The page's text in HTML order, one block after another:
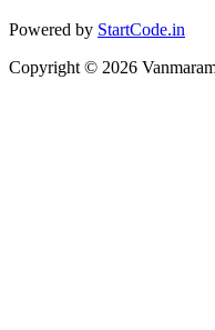
Powered by StartCode.in
Copyright © 2026